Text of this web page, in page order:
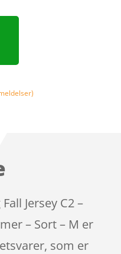
Jersey C2 –
– Sort – M er
som er